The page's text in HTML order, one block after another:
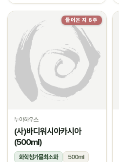
들어온 지 6주
누야하우스
(사)바디워시아카시아
(500ml)
화학첨가물최소화
500ml